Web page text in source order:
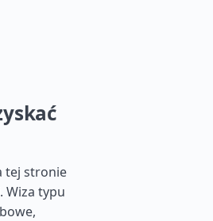
tej stronie
Wiza typu